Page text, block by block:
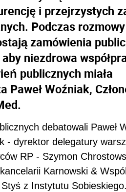
i przejrzystych
Podczas rozmowy
zamówienia
niezdrowa
publicznych miała
Paweł Woźniak,
debatowali Paweł
- dyrektor delegatury
RP - Szymon
Karnowski &
z Instytutu Sobieskiego.